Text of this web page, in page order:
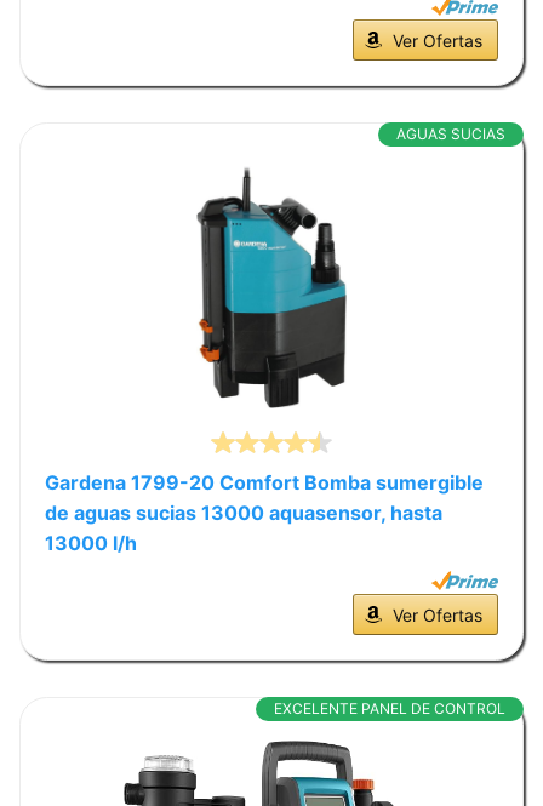
Ver Ofertas
AGUAS SUCIAS
Gardena 1799-20 Comfort Bomba sumergible
de aguas sucias 13000 aquasensor, hasta
13000 l/h
Ver Ofertas
EXCELENTE PANEL DE CONTROL